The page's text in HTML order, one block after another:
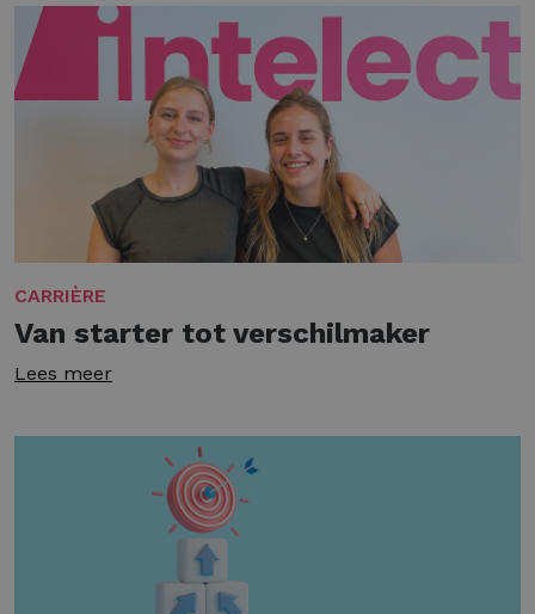
CARRIÈRE
Van starter tot verschilmaker
Lees meer